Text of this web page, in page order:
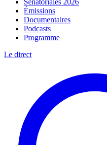
Sénatoriales 2026
Émissions
Documentaires
Podcasts
Programme
Le direct